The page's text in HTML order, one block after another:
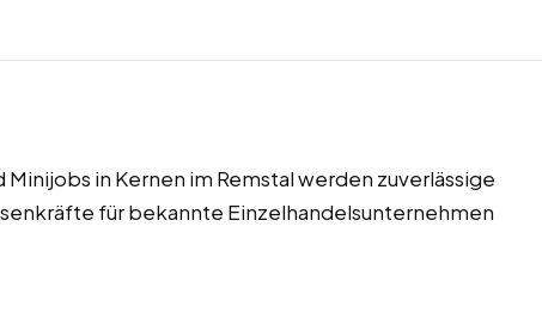
in Kernen im Remstal werden zuverlässige
für bekannte Einzelhandelsunternehmen